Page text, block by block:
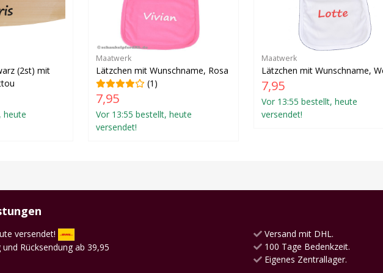
(2st) mit
heute
Maatwerk
Lätzchen mit Wunschname, Rosa
(1)
7,95
Vor 13:55 bestellt, heute
versendet!
Maatwerk
Lätzchen mit Wunschname,
7,95
Vor 13:55 bestellt, heute
versendet!
versendet!
Rücksendung ab 39,95
Versand mit DHL.
100 Tage Bedenkzeit.
Eigenes Zentrallager.